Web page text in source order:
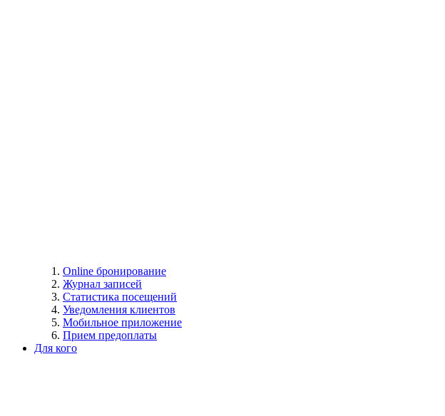
Online бронирование
Журнал записей
Статистика посещений
Уведомления клиентов
Мобильное приложение
Прием предоплаты
Для кого